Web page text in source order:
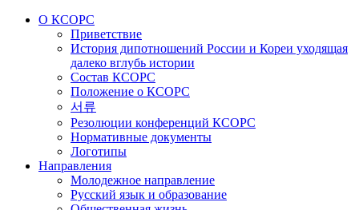
О КСОРС
Приветствие
История дипотношений России и Кореи уходящая
далеко вглубь истории
Состав КСОРС
Положение о КСОРС
서류
Резолюции конференций КСОРС
Нормативные документы
Логотипы
Направления
Молодежное направление
Русский язык и образование